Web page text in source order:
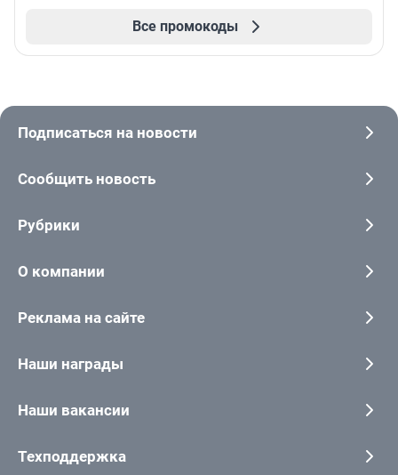
Все промокоды
Подписаться на новости
Сообщить новость
Рубрики
О компании
Реклама на сайте
Наши награды
Наши вакансии
Техподдержка